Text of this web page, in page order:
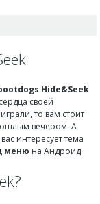
Hide&Seek
своей
то вам стоит
вечером. А
интересует тема
меню на Андроид.